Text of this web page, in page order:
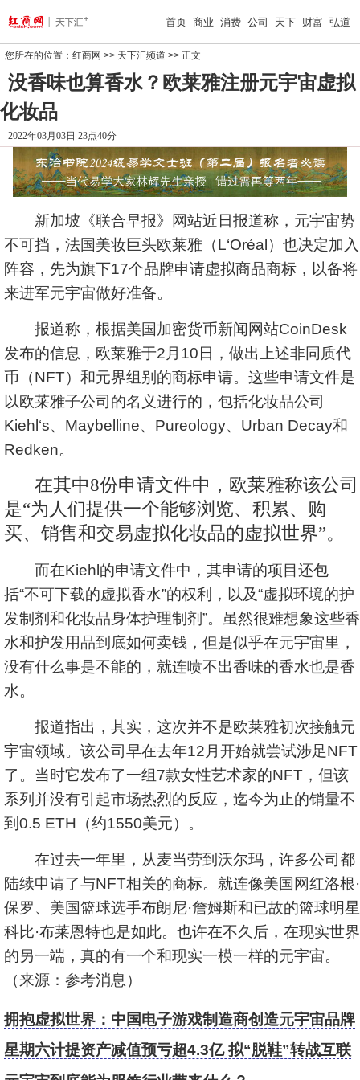
首页 商业 消费 公司 天下 财富 弘道
您所在的位置： 红商网 >> 天下汇频道 >> 正文
没香味也算香水？欧莱雅注册元宇宙虚拟
化妆品
2022年03月03日 23点40分
新加坡《联合早报》网站近日报道称，元宇宙势
不可挡，法国美妆巨头欧莱雅（L‘Oréal）也决定加入
阵容，先为旗下17个品牌申请虚拟商品商标，以备将
来进军元宇宙做好准备。
报道称，根据美国加密货币新闻网站CoinDesk
发布的信息，欧莱雅于2月10日，做出上述非同质代
币（NFT）和元界组别的商标申请。这些申请文件是
以欧莱雅子公司的名义进行的，包括化妆品公司
Kiehl‘s、Maybelline、Pureology、Urban Decay和
Redken。
在其中8份申请文件中，欧莱雅称该公司
是“为人们提供一个能够浏览、积累、购
买、销售和交易虚拟化妆品的虚拟世界”。
而在Kiehl的申请文件中，其申请的项目还包
括“不可下载的虚拟香水”的权利，以及“虚拟环境的护
发制剂和化妆品身体护理制剂”。虽然很难想象这些香
水和护发用品到底如何卖钱，但是似乎在元宇宙里，
没有什么事是不能的，就连喷不出香味的香水也是香
水。
报道指出，其实，这次并不是欧莱雅初次接触元
宇宙领域。该公司早在去年12月开始就尝试涉足NFT
了。当时它发布了一组7款女性艺术家的NFT，但该
系列并没有引起市场热烈的反应，迄今为止的销量不
到0.5 ETH（约1550美元）。
在过去一年里，从麦当劳到沃尔玛，许多公司都
陆续申请了与NFT相关的商标。就连像美国网红洛根·
保罗、美国篮球选手布朗尼·詹姆斯和已故的篮球明星
科比·布莱恩特也是如此。也许在不久后，在现实世界
的另一端，真的有一个和现实一模一样的元宇宙。
（来源：参考消息）
拥抱虚拟世界：中国电子游戏制造商创造元宇宙品牌
星期六计提资产减值预亏超4.3亿 拟“脱鞋”转战互联